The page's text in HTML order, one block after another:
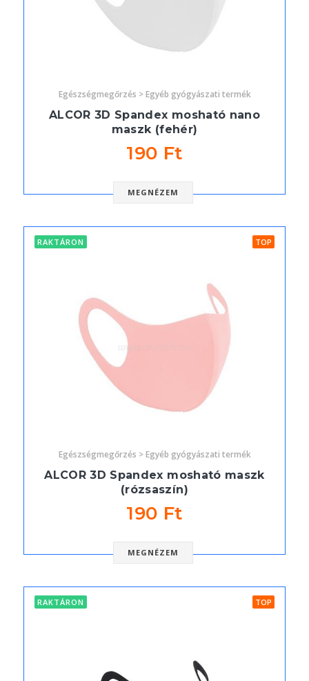
Egészségmegőrzés > Egyéb gyógyászati termék
ALCOR 3D Spandex mosható nano
maszk (fehér)
190 Ft
MEGNÉZEM
RAKTÁRON TOP
Egészségmegőrzés > Egyéb gyógyászati termék
ALCOR 3D Spandex mosható maszk
(rózsaszín)
190 Ft
MEGNÉZEM
RAKTÁRON TOP